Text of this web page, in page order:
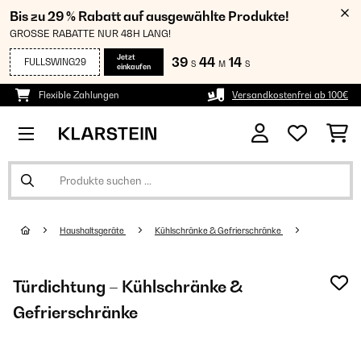
Bis zu 29 % Rabatt auf ausgewählte Produkte!
GROSSE RABATTE NUR 48H LANG!
FULLSWING29
Jetzt
einkaufen
39 S 44 M 13 S
Flexible Zahlungen Versandkostenfrei ab 100€
Haushaltsgeräte Kühlschränke & Gefrierschränke
Türdichtung – Kühlschränke &
Gefrierschränke